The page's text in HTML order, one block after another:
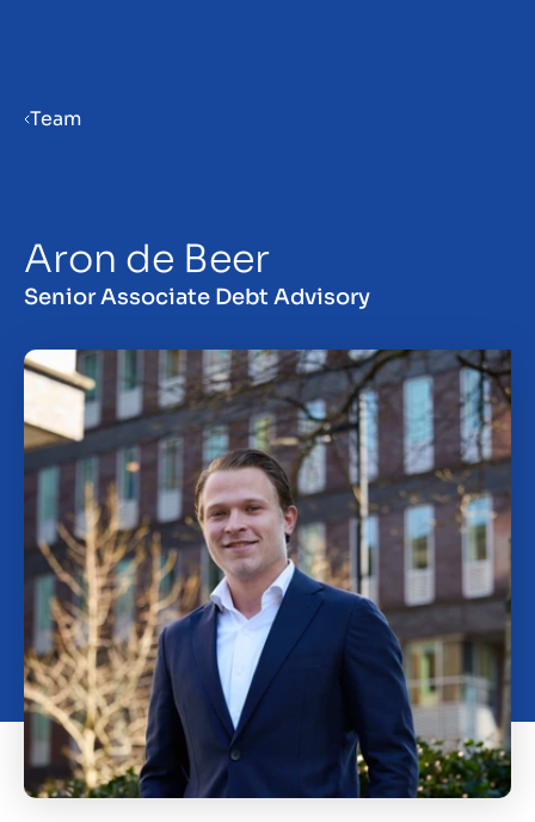
Unternehmen verkaufen
Insights
Über uns
Kontakt
CH
Team
Aron de Beer
Senior Associate Debt Advisory